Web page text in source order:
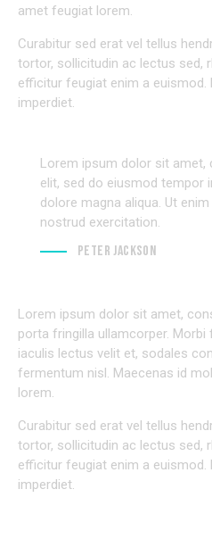
amet feugiat lorem.
Curabitur sed erat vel tellus
tortor, sollicitudin ac lectus sed,
efficitur feugiat enim a euismod.
imperdiet.
Lorem ipsum dolor sit amet,
elit, sed do eiusmod tempor
dolore magna aliqua. Ut
nostrud exercitation.
Peter Jackson
Lorem ipsum dolor sit amet,
porta fringilla ullamcorper.
iaculis lectus velit et, sodales
fermentum nisl. Maecenas id
lorem.
Curabitur sed erat vel tellus
tortor, sollicitudin ac lectus sed,
efficitur feugiat enim a euismod.
imperdiet.